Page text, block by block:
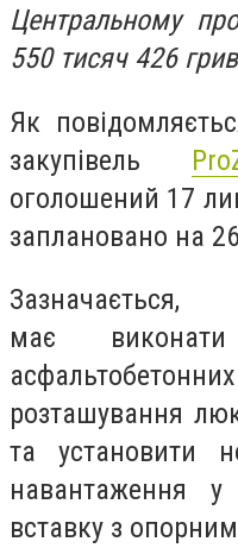
Центральному
550 тисяч 426
Як
закупівель
оголошений 17
заплановано на
має
розташування
та установити
навантаження
вставку з